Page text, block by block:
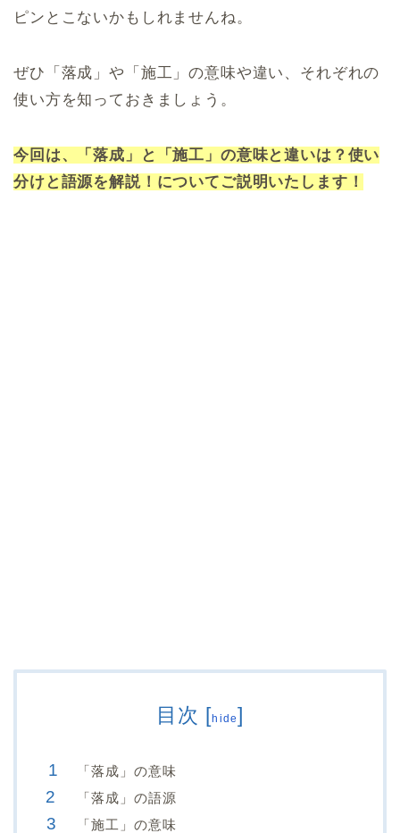
ピンとこないかもしれませんね。
ぜひ「落成」や「施工」の意味や違い、それぞれの
使い方を知っておきましょう。
今回は、「落成」と「施工」の意味と違いは？使い
分けと語源を解説！についてご説明いたします！
目次 [hide]
「落成」の意味
「落成」の語源
「施工」の意味